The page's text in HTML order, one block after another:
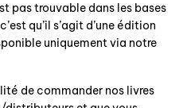
complet
semestriels
pas trouvable dans les bases
qu’il s’agit d’une édition
uniquement via notre
de commander nos livres